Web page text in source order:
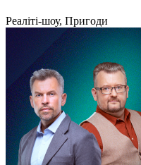
Реаліті-шоу, Пригоди